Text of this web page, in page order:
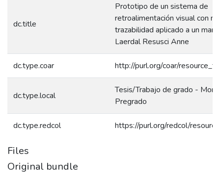
dc.title
Prototipo de un sistema de
retroalimentación visual con
trazabilidad aplicado a un
Laerdal Resusci Anne
dc.type.coar http://purl.org/coar/
dc.type.local
Tesis/Trabajo de grado -
Pregrado
dc.type.redcol https://purl.org/redcol/
Files
Original bundle